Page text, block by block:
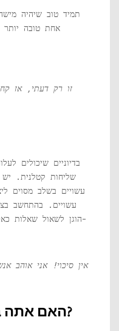
תמיד טוב שיהיה
אחת טובה
שליחות קטלנית. יש
עשויים בשלב מסוים
עשויים. בהתחשב
הוגן לשאול שאלות
האם אתה בוכה במהלך סרטים?